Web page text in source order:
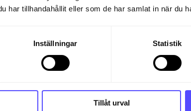
har tillhandahållit eller som de har samlat in när du
Inställningar Statistik
Tillåt urval
och stötta
Sverige, Finago
resultera i bland annat